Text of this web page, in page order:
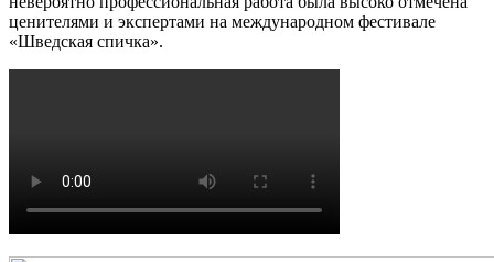
ценителями и экспертами на международном фестивале
«Шведская спичка».